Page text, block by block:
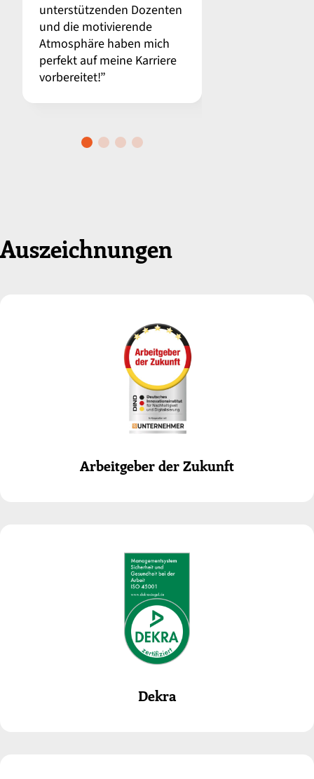
unterstützenden Dozenten
und die motivierende
Atmosphäre haben mich
perfekt auf meine Karriere
vorbereitet!”
Auszeichnungen
Arbeitgeber der Zukunft
Dekra